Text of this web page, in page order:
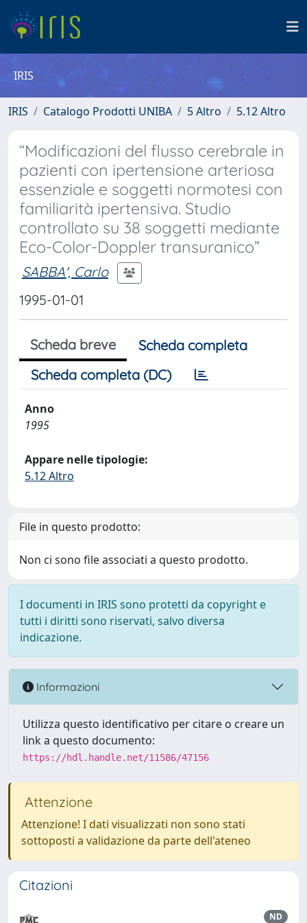
IRIS
IRIS Catalogo Prodotti UNIBA 5 Altro 5.12 Altro
“Modificazioni del flusso cerebrale in
pazienti con ipertensione arteriosa
essenziale e soggetti normotesi con
familiarità ipertensiva. Studio
controllato su 38 soggetti mediante
Eco-Color-Doppler transuranico”
SABBA', Carlo
1995-01-01
Scheda breve
Scheda completa
Scheda completa (DC)
Anno
1995
Appare nelle tipologie:
5.12 Altro
File in questo prodotto:
Non ci sono file associati a questo prodotto.
I documenti in IRIS sono protetti da copyright e
tutti i diritti sono riservati, salvo diversa
indicazione.
Informazioni
Utilizza questo identificativo per citare o creare un
link a questo documento:
https://hdl.handle.net/11586/47156
Attenzione
Attenzione! I dati visualizzati non sono stati
sottoposti a validazione da parte dell'ateneo
Citazioni
ND